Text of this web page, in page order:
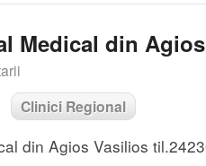
Medical din
Clinici Regional
din Agios Vasilios